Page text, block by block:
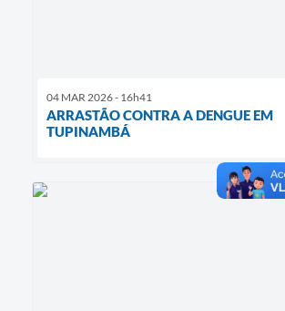
04 MAR 2026 - 16h41
ARRASTÃO CONTRA A DENGUE EM
TUPINAMBÁ